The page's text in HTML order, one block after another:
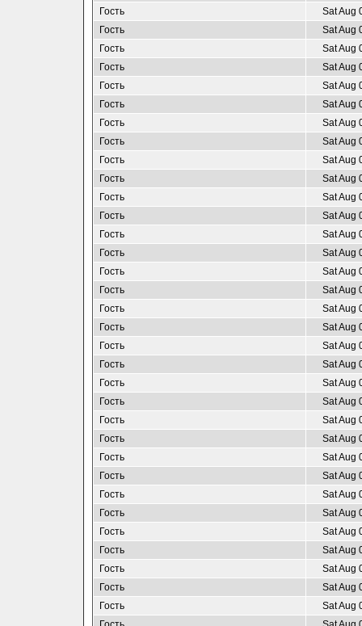
Гость
Sat Aug
Гость
Sat Aug
Гость
Sat Aug
Гость
Sat Aug
Гость
Sat Aug
Гость
Sat Aug
Гость
Sat Aug
Гость
Sat Aug
Гость
Sat Aug
Гость
Sat Aug
Гость
Sat Aug
Гость
Sat Aug
Гость
Sat Aug
Гость
Sat Aug
Гость
Sat Aug
Гость
Sat Aug
Гость
Sat Aug
Гость
Sat Aug
Гость
Sat Aug
Гость
Sat Aug
Гость
Sat Aug
Гость
Sat Aug
Гость
Sat Aug
Гость
Sat Aug
Гость
Sat Aug
Гость
Sat Aug
Гость
Sat Aug
Гость
Sat Aug
Гость
Sat Aug
Гость
Sat Aug
Гость
Sat Aug
Гость
Sat Aug
Гость
Sat Aug